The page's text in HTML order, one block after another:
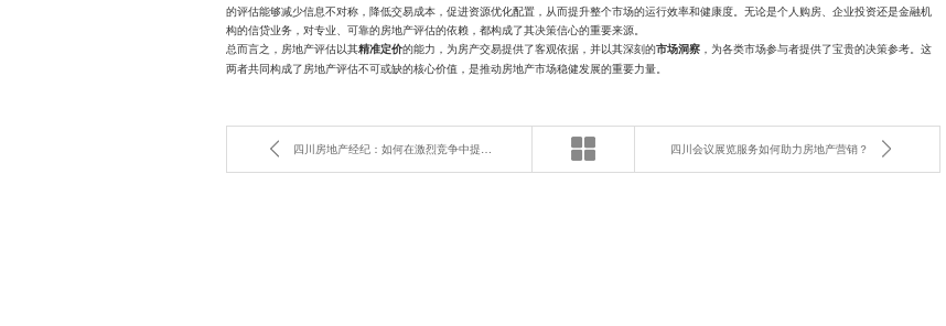
的评估能够减少信息不对称，降低交易成本，促进资源优化配置，从而提升整个市场的运行效率和健康度。无论是个人购房、企业投资还是金融机
构的信贷业务，对专业、可靠的房地产评估的依赖，都构成了其决策信心的重要来源。
总而言之，房地产评估以其精准定价的能力，为房产交易提供了客观依据，并以其深刻的市场洞察 ，为各类市场参与者提供了宝贵的决策参考。这
两者共同构成了房地产评估不可或缺的核心价值，是推动房地产市场稳健发展的重要力量。
四川房地产经纪：如何在激烈竞争中提供增值服务？ 四川会议展览服务如何助力房地产营销？